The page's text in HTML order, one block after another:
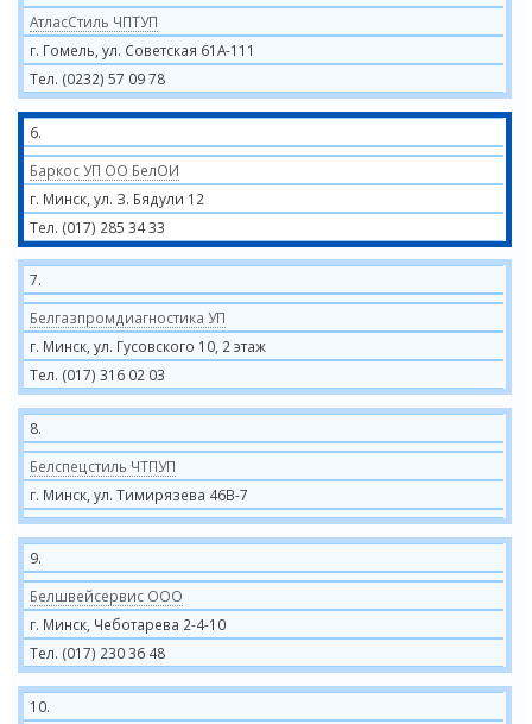
АтласСтиль ЧПТУП
г. Гомель, ул. Советская 61А-111
Тел. (0232) 57 09 78
6.
Баркос УП ОО БелОИ
г. Минск, ул. З. Бядули 12
Тел. (017) 285 34 33
7.
Белгазпромдиагностика УП
г. Минск, ул. Гусовского 10, 2 этаж
Тел. (017) 316 02 03
8.
Белспецстиль ЧТПУП
г. Минск, ул. Тимирязева 46В-7
9.
Белшвейсервис ООО
г. Минск, Чеботарева 2-4-10
Тел. (017) 230 36 48
10.